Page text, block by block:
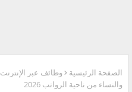
الصفحة الرئيسية وظائف عبر الإنترنت
والنساء من ناحية الرواتب 2026